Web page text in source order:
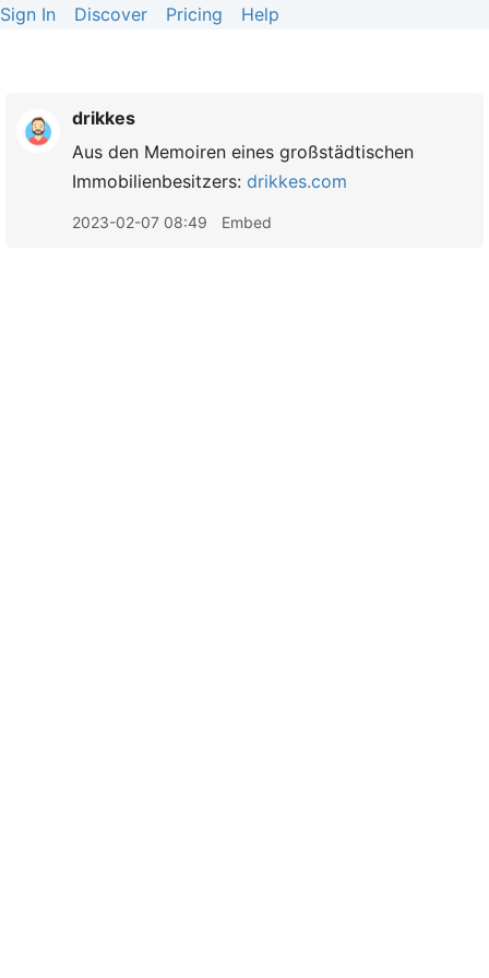
Sign In Discover Pricing Help
drikkes
Aus den Memoiren eines großstädtischen
Immobilienbesitzers: drikkes.com
2023-02-07 08:49 Embed